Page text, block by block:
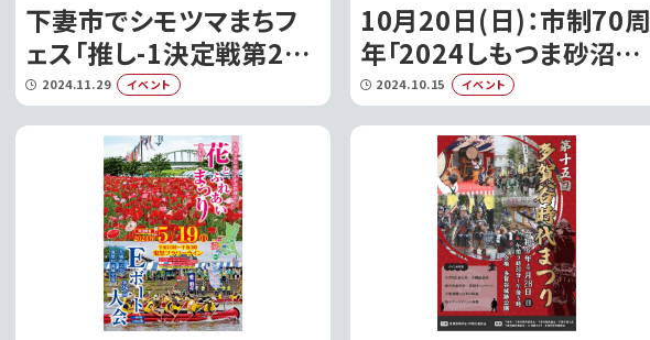
下妻市でシモツマまちフ
ェス「推し-1決定戦第2
弾」開催！美味しさと個性
が競う2日間｜下妻市
2024.11.29 イベント
10月20日(日)：市制70周
年「2024しもつま砂沼フ
ェスティバル」が開催され
ます｜下妻市
2024.10.15 イベント